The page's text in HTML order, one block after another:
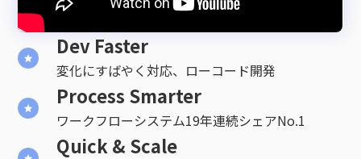
Dev Faster
変化にすばやく対応、ローコード開発
Process Smarter
ワークフローシステム19年連続シェアNo.1
Quick & Scale